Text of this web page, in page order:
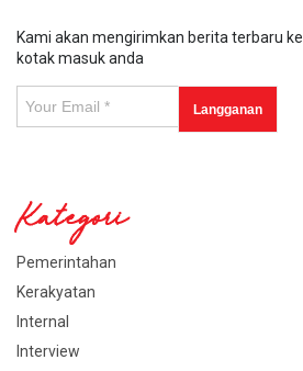
Kami akan mengirimkan berita terbaru ke
kotak masuk anda
Kategori
Pemerintahan
Kerakyatan
Internal
Interview